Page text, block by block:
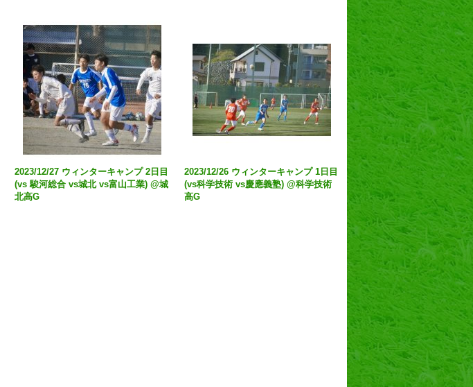
2023/12/27 ウィンターキャンプ 2日目
(vs 駿河総合 vs城北 vs富山工業) @城
北高G
2023/12/26 ウィンターキャンプ 1日目
(vs科学技術 vs慶應義塾) @科学技術
高G